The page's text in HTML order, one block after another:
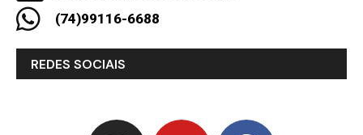
(74)99116-6688
REDES SOCIAIS